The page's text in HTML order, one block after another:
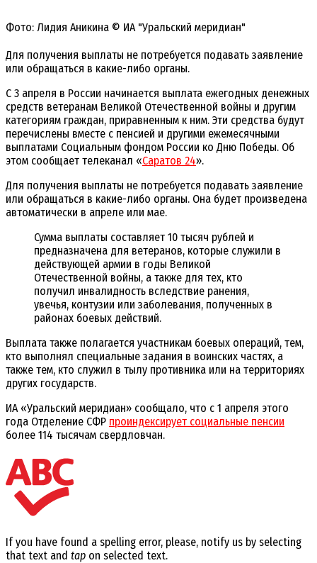
Фото: Лидия Аникина © ИА "Уральский меридиан"
Для получения выплаты не потребуется подавать заявление
или обращаться в какие-либо органы.
С 3 апреля в России начинается выплата ежегодных денежных
средств ветеранам Великой Отечественной войны и другим
категориям граждан, приравненным к ним. Эти средства будут
перечислены вместе с пенсией и другими ежемесячными
выплатами Социальным фондом России ко Дню Победы. Об
этом сообщает телеканал «Саратов 24».
Для получения выплаты не потребуется подавать заявление
или обращаться в какие-либо органы. Она будет произведена
автоматически в апреле или мае.
Сумма выплаты составляет 10 тысяч рублей и
предназначена для ветеранов, которые служили в
действующей армии в годы Великой
Отечественной войны, а также для тех, кто
получил инвалидность вследствие ранения,
увечья, контузии или заболевания, полученных в
районах боевых действий.
Выплата также полагается участникам боевых операций, тем,
кто выполнял специальные задания в воинских частях, а
также тем, кто служил в тылу противника или на территориях
других государств.
ИА «Уральский меридиан» сообщало, что с 1 апреля этого
года Отделение СФР проиндексирует социальные пенсии
более 114 тысячам свердловчан.
If you have found a spelling error, please, notify us by selecting
that text and tap on selected text.